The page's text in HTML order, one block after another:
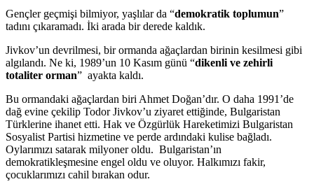
Gençler geçmişi bilmiyor, yaşlılar da “demokratik toplumun”
tadını çıkaramadı. İki arada bir derede kaldık.
Jivkov’un devrilmesi, bir ormanda ağaçlardan birinin kesilmesi gibi
algılandı. Ne ki, 1989’un 10 Kasım günü “dikenli ve zehirli
totaliter orman” ayakta kaldı.
Bu ormandaki ağaçlardan biri Ahmet Doğan’dır. O daha 1991’de
dağ evine çekilip Todor Jivkov’u ziyaret ettiğinde, Bulgaristan
Türklerine ihanet etti. Hak ve Özgürlük Hareketimizi Bulgaristan
Sosyalist Partisi hizmetine ve perde ardındaki kulise bağladı.
Oylarımızı satarak milyoner oldu. Bulgaristan’ın
demokratikleşmesine engel oldu ve oluyor. Halkımızı fakir,
çocuklarımızı cahil bırakan odur.